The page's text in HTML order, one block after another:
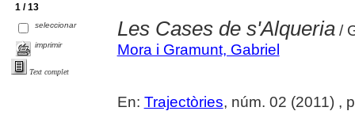
1 / 13
seleccionar
imprimir
Text complet
Les Cases de s'Alqueria/
Mora i Gramunt, Gabriel
En: Trajectòries, núm. 02 (2011) ,